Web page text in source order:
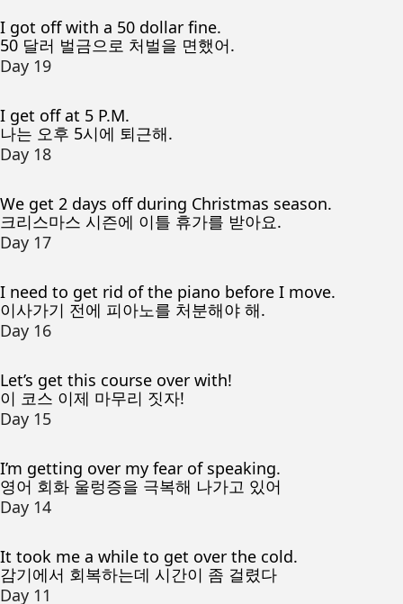
I got off with a 50 dollar fine.
50 달러 벌금으로 처벌을 면했어.
Day 19
I get off at 5 P.M.
나는 오후 5시에 퇴근해.
Day 18
We get 2 days off during Christmas season.
크리스마스 시즌에 이틀 휴가를 받아요.
Day 17
I need to get rid of the piano before I move.
이사가기 전에 피아노를 처분해야 해.
Day 16
Let’s get this course over with!
이 코스 이제 마무리 짓자!
Day 15
I’m getting over my fear of speaking.
영어 회화 울렁증을 극복해 나가고 있어
Day 14
It took me a while to get over the cold.
감기에서 회복하는데 시간이 좀 걸렸다
Day 11